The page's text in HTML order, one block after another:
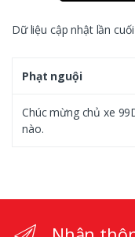
Dữ liệu cập nhật lần
Phạt nguội
Chúc mừng chủ xe
nào.